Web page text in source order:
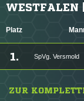
WESTFALEN
Platz
1. SpVg. Versmold
ZUR